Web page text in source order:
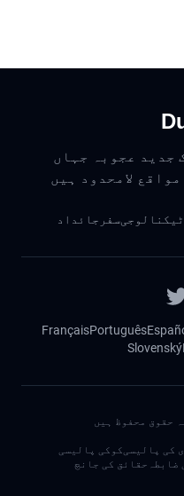
جدید عجوبہ جہاں
لامحدود ہیں
ٹیکنالوجیسفر جائداد
Português
Français
Slovenský
حقوق محفوظ ہیں
کی پالیسیکوکی پالیسی
ضابطہ حقائق کی جانچ